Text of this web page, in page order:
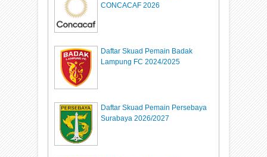
CONCACAF 2026
Daftar Skuad Pemain Badak
Lampung FC 2024/2025
Daftar Skuad Pemain Persebaya
Surabaya 2026/2027